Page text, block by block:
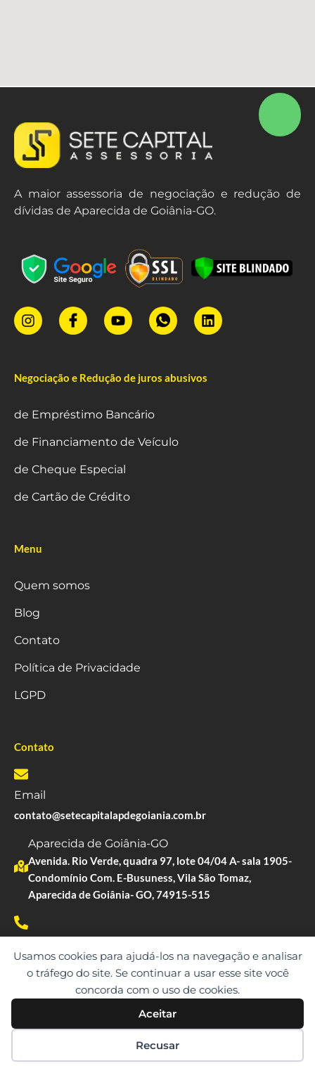
Usamos cookies para ajudá-los na navegação e analisar
o tráfego do site. Se continuar a usar esse site você
concorda com o uso de cookies.
Aceitar
Recusar
A maior assessoria de negociação e redução de
dívidas de Aparecida de Goiânia-GO.
Negociação e Redução de juros abusivos
de Empréstimo Bancário
de Financiamento de Veículo
de Cheque Especial
de Cartão de Crédito
Menu
Quem somos
Blog
Contato
Política de Privacidade
LGPD
Contato
Email
contato@setecapitalapdegoiania.com.br
Aparecida de Goiânia-GO
Avenida. Rio Verde, quadra 97, lote 04/04 A- sala 1905-
Condomínio Com. E-Busuness, Vila São Tomaz,
Aparecida de Goiânia- GO, 74915-515
(62)98457-9568